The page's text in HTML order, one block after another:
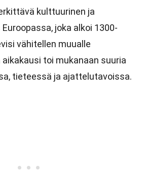
kulttuurinen ja
joka alkoi 1300-
vähitellen muualle
toi mukanaan suuria
tieteessä ja ajattelutavoissa.